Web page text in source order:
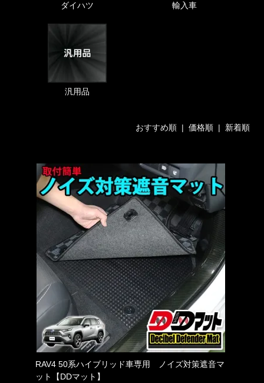
ダイハツ 輸入車
汎用品
おすすめ順 | 価格順| 新着順
RAV4 50系ハイブリッド車専用 ノイズ対策遮音マ
ット【DDマット】